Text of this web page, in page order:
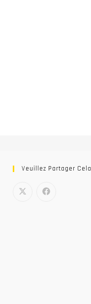
Veuillez Partager Cela